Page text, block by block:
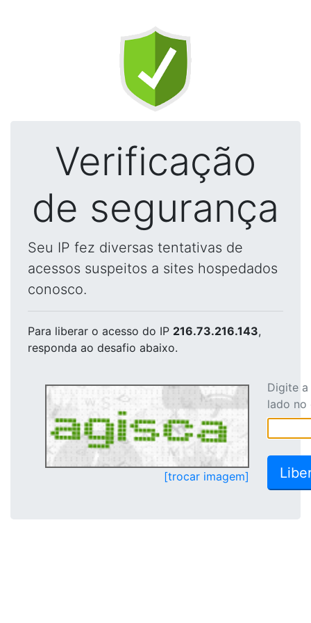
Verificação
de segurança
Seu IP fez diversas tentativas de
acessos suspeitos a sites hospedados
conosco.
Para liberar o acesso do IP 216.73.216.143,
responda ao desafio abaixo.
[trocar imagem]
Digite
lado no